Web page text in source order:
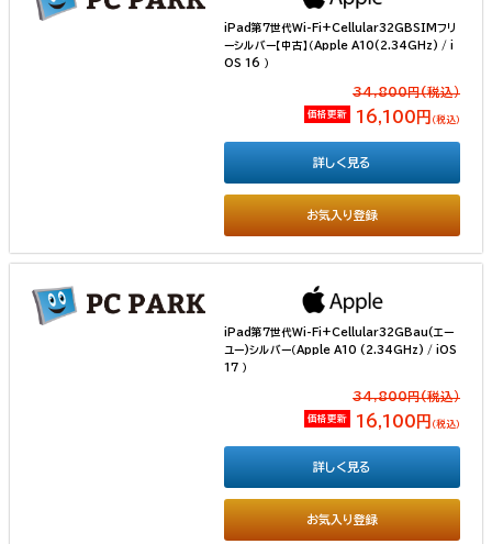
iPad第7世代Wi-Fi+Cellular32GBSIMフリ
ーシルバー【中古】（Apple A10(2.34GHz) / i
OS 16 ）
34,800円(税込）
価格更新 16,100円 （税込）
お気入り登録
詳しく見る
iPad第7世代Wi-Fi+Cellular32GBau(エー
ユー)シルバー（Apple A10 (2.34GHz) / iOS
17 ）
34,800円(税込）
価格更新 16,100円 （税込）
お気入り登録
詳しく見る